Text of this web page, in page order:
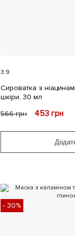
3.9
Сироватка з
шкіри, 30 мл
566грн 453 грн
- 30%